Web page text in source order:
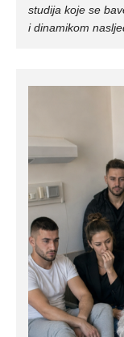
studija koje se
i dinamikom